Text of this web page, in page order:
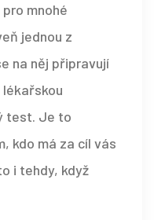
mnohé
jednou z
na něj připravují
test. Je to
kdo má za cíl vás
i tehdy, když